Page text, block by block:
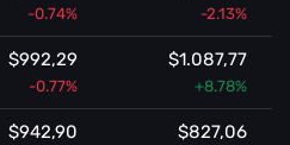
-0.74% -2.13%
$992,29
-0.77%
$1.087,77
+8.78%
$942,90 $827,06